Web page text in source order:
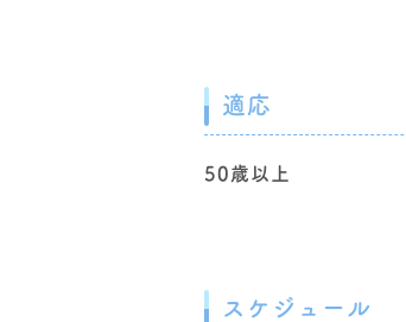
適応
50歳以上
スケジュール